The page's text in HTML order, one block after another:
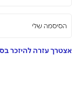
הסיסמה שלי
אצטרך עזרה להיזכר